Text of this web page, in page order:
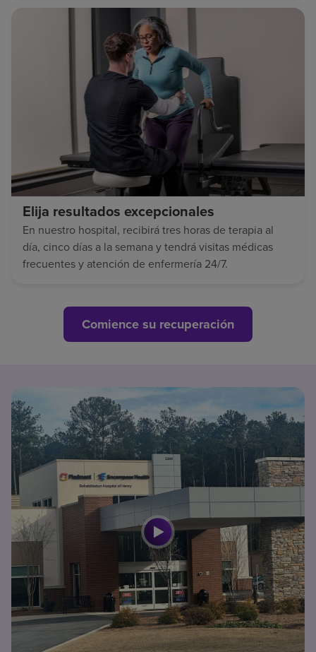
Elija resultados excepcionales
En nuestro hospital, recibirá tres horas de terapia al
día, cinco días a la semana y tendrá visitas médicas
frecuentes y atención de enfermería 24/7.
Comience su recuperación